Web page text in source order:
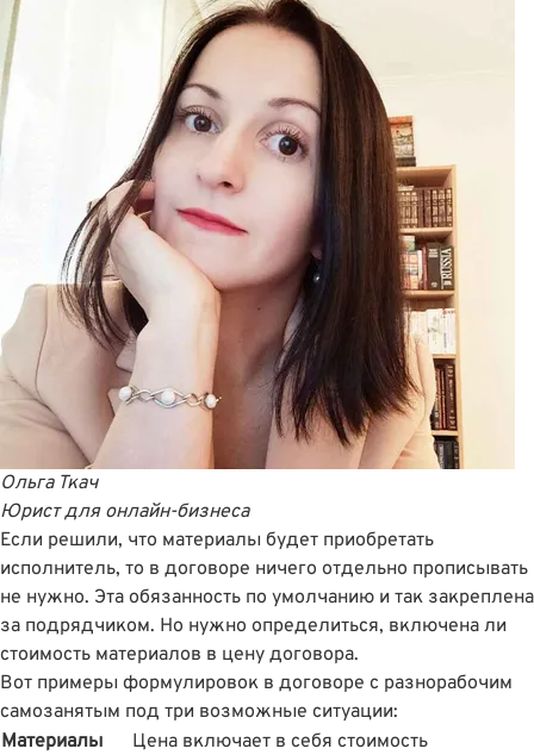
Ольга Ткач
Юрист для онлайн-бизнеса
Если решили, что материалы будет приобретать
исполнитель, то в договоре ничего отдельно прописывать
не нужно. Эта обязанность по умолчанию и так закреплена
за подрядчиком. Но нужно определиться, включена ли
стоимость материалов в цену договора.
Вот примеры формулировок в договоре с разнорабочим
самозанятым под три возможные ситуации:
Материалы
Цена включает в себя стоимость